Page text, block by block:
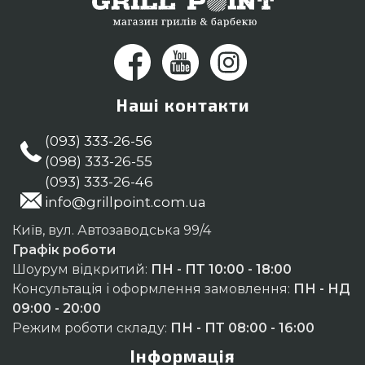
Наші контакти
(093) 333-26-56
(098) 333-26-55
(093) 333-26-46
info@grillpoint.com.ua
Київ, вул. Автозаводська 99/4
Графік роботи
Шоурум відкритий: ПН - ПТ 10:00 - 18:00
Консультація і оформлення замовлення: ПН - НД
09:00 - 20:00
Режим роботи складу: ПН - ПТ 08:00 - 16:00
Інформація